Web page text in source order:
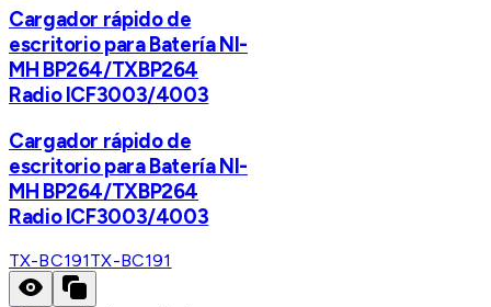
Cargador rápido de
escritorio para Batería NI-
MH BP264/TXBP264
Radio ICF3003/4003
Cargador rápido de
escritorio para Batería NI-
MH BP264/TXBP264
Radio ICF3003/4003
TX-BC191TX-BC191